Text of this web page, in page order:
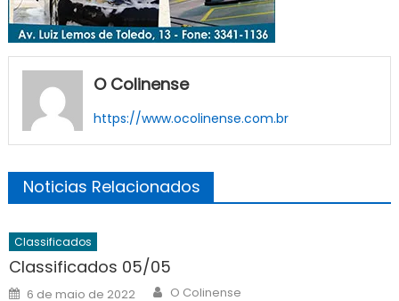
O Colinense
https://www.ocolinense.com.br
Noticias Relacionados
Classificados
Classificados 05/05
Posted
6 de maio de 2022 Author
O Colinense